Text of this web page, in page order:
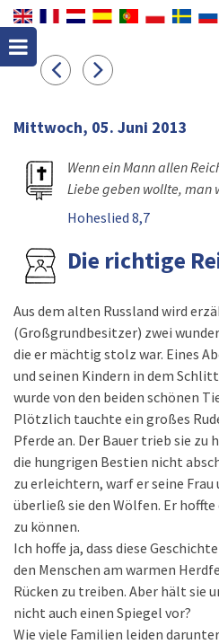
Mittwoch, 05. Juni 2013
Wenn ein Mann allen
Liebe geben wollte, man
Hoheslied 8,7
Die richtige
Aus dem alten Russland wird
(Großgrundbesitzer) zwei
die er mächtig stolz war. Eines
und seinen Kindern in dem
wurde von den beiden schönen
Plötzlich tauchte ein großes
Pferde an. Der Bauer trieb sie
die hungrigen Bestien nicht
zu erleichtern, warf er seine Frau
überließ sie den Wölfen. Er
zu können.
Ich hoffe ja, dass diese
den Menschen am warmen
Rücken zu treiben. Aber hält sie
nicht auch einen Spiegel vor?
Wie viele Familien leiden